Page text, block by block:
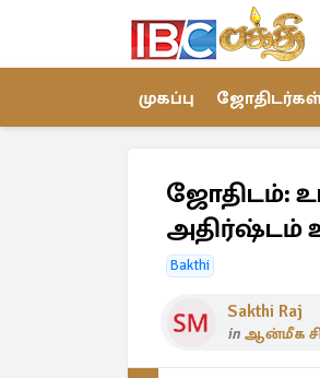
முகப்பு
ஜோதிடம்:
அதிர்ஷ்டம்
Bakthi
Sakthi Raj
in ஆன்மீக